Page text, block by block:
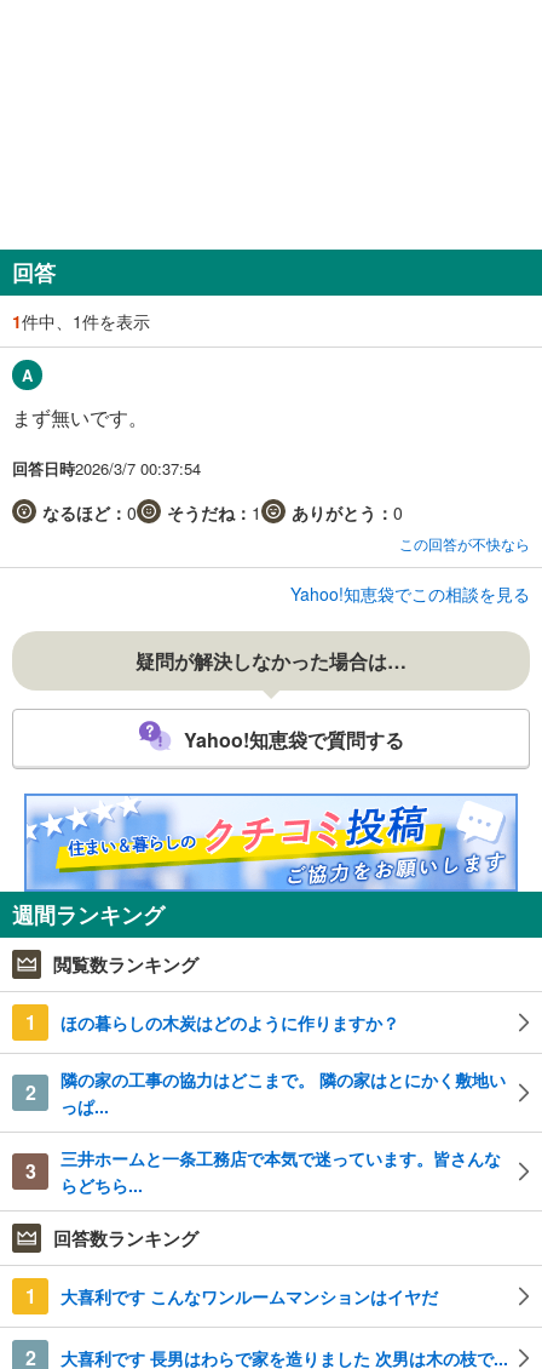
回答
1件中、1件を表示
まず無いです。
回答日時2026/3/7 00:37:54
なるほど： 0 そうだね： 1 ありがとう： 0
この回答が不快なら
Yahoo!知恵袋でこの相談を見る
疑問が解決しなかった場合は…
Yahoo!知恵袋で質問する
週間ランキング
閲覧数ランキング
1 ほの暮らしの木炭はどのように作りますか？
2
隣の家の工事の協力はどこまで。 隣の家はとにかく敷地い
っぱ...
3
三井ホームと一条工務店で本気で迷っています。皆さんな
らどちら...
回答数ランキング
1 大喜利です こんなワンルームマンションはイヤだ
2 大喜利です 長男はわらで家を造りました 次男は木の枝で...